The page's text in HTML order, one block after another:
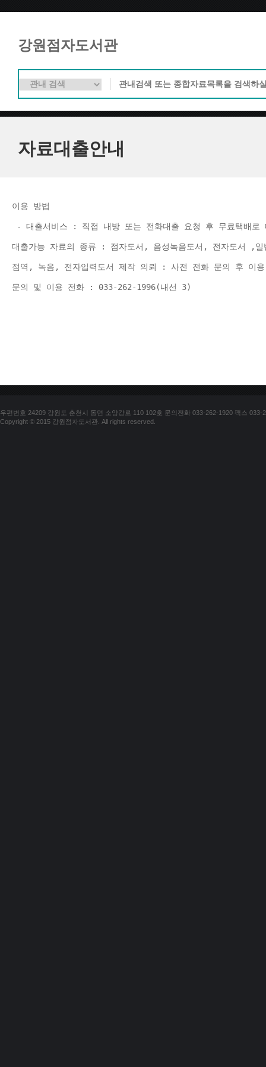
강원점자도서관
자료대출안내
이용 방법
- 대출서비스 : 직접 내방 또는 전화대출 요청 후 무료택배
대출가능 자료의 종류 : 점자도서, 음성녹음도서, 전자도서 ,
점역, 녹음, 전자입력도서 제작 의뢰 : 사전 전화 문의 후 이
문의 및 이용 전화 : 033-262-1996(내선 3)
우편번호 24209 강원도 춘천시 동면 소양강로 110 102호 문의전화 033-262-1920 팩스 033-
Copyright © 2015 강원점자도서관. All rights reserved.